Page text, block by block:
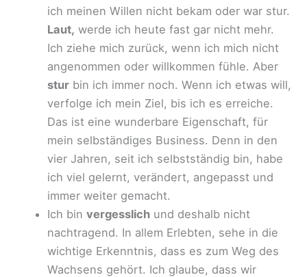
ich meinen Willen nicht bekam oder war stur.
Laut, werde ich heute fast gar nicht mehr.
Ich ziehe mich zurück, wenn ich mich nicht
angenommen oder willkommen fühle. Aber
stur bin ich immer noch. Wenn ich etwas will,
verfolge ich mein Ziel, bis ich es erreiche.
Das ist eine wunderbare Eigenschaft, für
mein selbständiges Business. Denn in den
vier Jahren, seit ich selbstständig bin, habe
ich viel gelernt, verändert, angepasst und
immer weiter gemacht.
Ich binvergesslich und deshalb nicht
nachtragend. In allem Erlebten, sehe in die
wichtige Erkenntnis, dass es zum Weg des
Wachsens gehört. Ich glaube, dass wir